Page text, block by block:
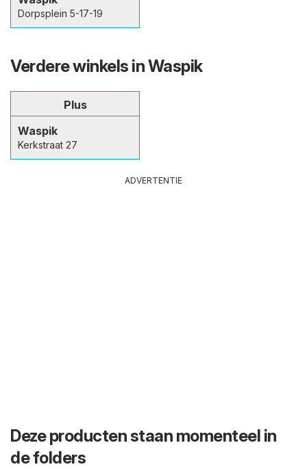
Dorpsplein 5-17-19
Verdere winkels in Waspik
Plus
Waspik
Kerkstraat 27
ADVERTENTIE
Deze producten staan momenteel in
de folders